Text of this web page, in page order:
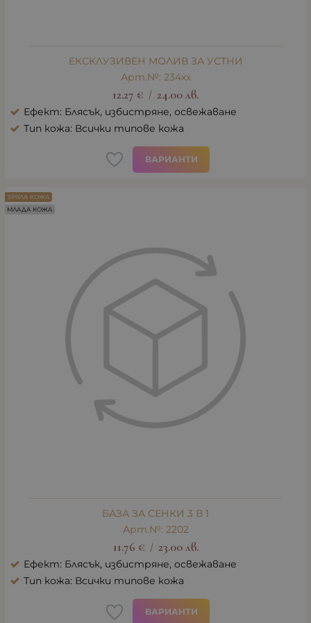
ЕКСКЛУЗИВЕН МОЛИВ ЗА УСТНИ
Арт.№: 234xx
12.27 € / 24.00лв.
Ефект: Блясък, избистряне, освежаване
Тип кожа: Всички типове кожа
ВАРИАНТИ
БАЗА ЗА СЕНКИ 3 В 1
Арт.№: 2202
11.76 € / 23.00 лв.
Ефект: Блясък, избистряне, освежаване
Тип кожа: Всички типове кожа
ВАРИАНТИ
ЗРЯЛА КОЖА
МЛАДА КОЖА